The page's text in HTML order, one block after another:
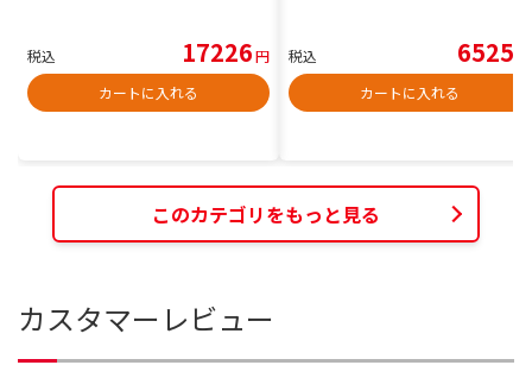
税込 17226円
カートに入れる
税込 6525
カートに入れる
このカテゴリをもっと見る
カスタマーレビュー